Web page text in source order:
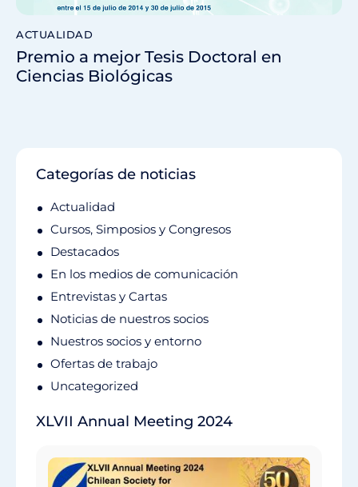
ACTUALIDAD
Premio a mejor Tesis Doctoral en
Ciencias Biológicas
Categorías de noticias
Actualidad
Cursos, Simposios y Congresos
Destacados
En los medios de comunicación
Entrevistas y Cartas
Noticias de nuestros socios
Nuestros socios y entorno
Ofertas de trabajo
Uncategorized
XLVII Annual Meeting 2024